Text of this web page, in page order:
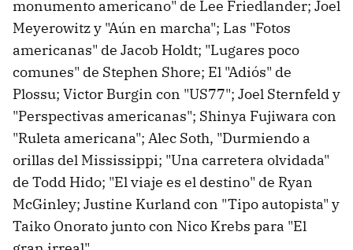
monumento americano" de Lee Friedlander; Joel
Meyerowitz y "Aún en marcha"; Las "Fotos
americanas" de Jacob Holdt; "Lugares poco
comunes" de Stephen Shore; El "Adiós" de
Plossu; Victor Burgin con "US77"; Joel Sternfeld y
"Perspectivas americanas"; Shinya Fujiwara con
"Ruleta americana"; Alec Soth, "Durmiendo a
orillas del Mississippi; "Una carretera olvidada"
de Todd Hido; "El viaje es el destino" de Ryan
McGinley; Justine Kurland con "Tipo autopista" y
Taiko Onorato junto con Nico Krebs para "El